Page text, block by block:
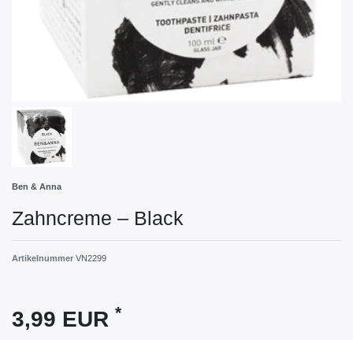
Ben & Anna
Zahncreme – Black
Artikelnummer VN2299
3,99 EUR *